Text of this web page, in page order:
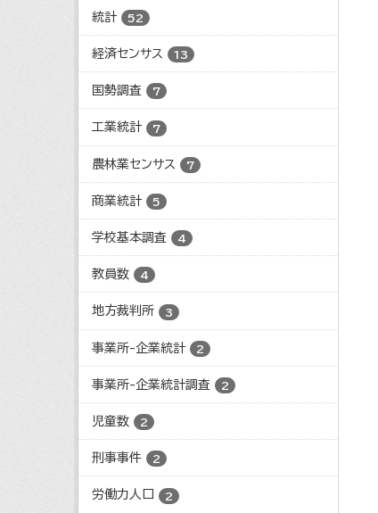
統計 52
経済センサス 13
国勢調査 7
工業統計 7
農林業センサス 7
商業統計 5
学校基本調査 4
教員数 4
地方裁判所 3
事業所-企業統計 2
事業所-企業統計調査 2
児童数 2
刑事事件 2
労働力人口 2